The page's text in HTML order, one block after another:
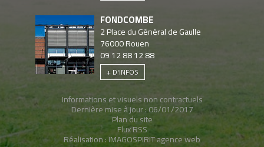
FONDCOMBE
2 Place du Général de Gaulle
76000Rouen
09 12 88 12 88
+ D'INFOS
Informations et visuels non contractuels
Dernière mise à jour : 06/01/2017
Plan du site
Flux RSS
Réalisation :IMAGOSPIRIT agence web